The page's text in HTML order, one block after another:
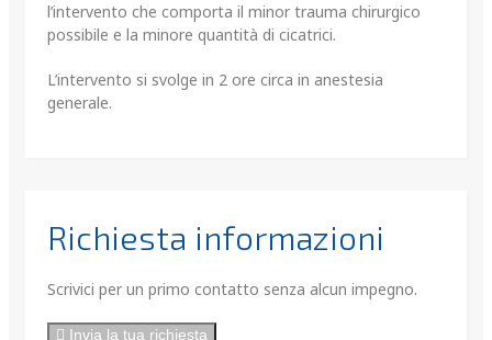
l’intervento che comporta il minor trauma chirurgico
possibile e la minore quantità di cicatrici.
L’intervento si svolge in 2 ore circa in anestesia
generale.
Richiesta informazioni
Scrivici per un primo contatto senza alcun impegno.
Invia la tua richiesta